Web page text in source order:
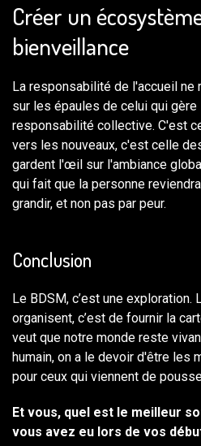
Créer un
bienveillance
La responsabilité de l'accueil ne
sur les épaules de celui qui gère
responsabilité collective. C'est
vers les nouveaux, c'est celle
gardent l'œil sur l'ambiance
qui fait que la personne
grandir, et non pas par peur.
Conclusion
Le BDSM, c’est une exploration.
organisent, c’est de fournir la
veut que notre monde reste
humain, on a le devoir d'être les
pour ceux qui viennent de
Et vous, quel est le meilleur
vous avez eu lors de vos